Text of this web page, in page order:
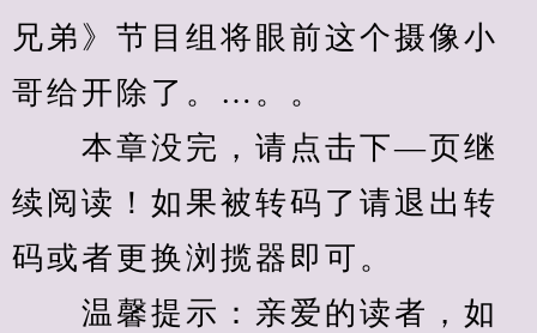
兄弟》节目组将眼前这个摄像小
哥给开除了。…。。
本章没完，请点击下—页继
续阅读！如果被转码了请退出转
码或者更换浏揽器即可。
温馨提示：亲爱的读者，如